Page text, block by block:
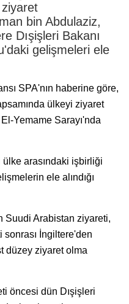
bin Abdulaziz,
Dışişleri Bakanı
gelişmeleri ele
SPA'nın haberine göre,
ülkeyi ziyaret
Yemame Sarayı'nda
arasındaki işbirliği
ele alındığı
Suudi Arabistan ziyareti,
sonrası İngiltere'den
düzey ziyaret olma
öncesi dün Dışişleri